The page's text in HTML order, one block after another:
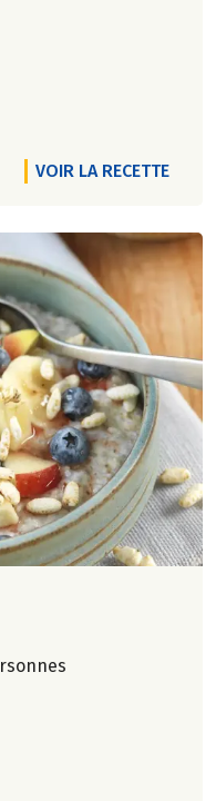
VOIR LA RECETTE